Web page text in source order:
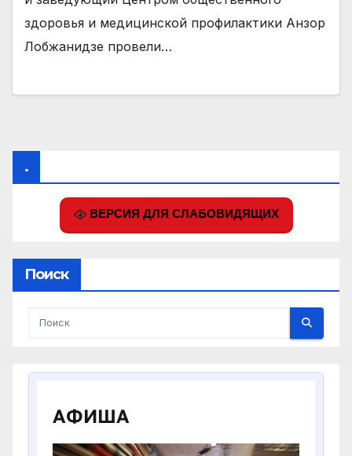
здоровья и медицинской профилактики Анзор
Лобжанидзе провели…
.
ВЕРСИЯ ДЛЯ СЛАБОВИДЯЩИХ
Поиск